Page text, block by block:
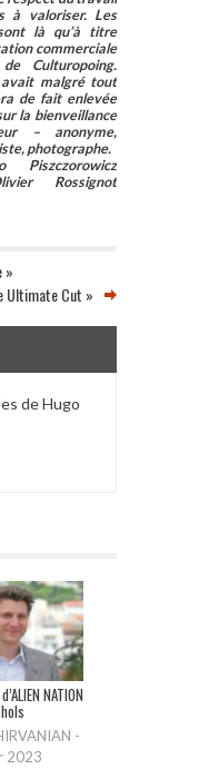
à valoriser. Les
là qu’à titre
commerciale
Culturopoing.
avait malgré tout
de fait enlevée
la bienveillance
– anonyme,
photographe.
Rossignot
»
Ultimate Cut »
de Hugo
NATION
-
2023